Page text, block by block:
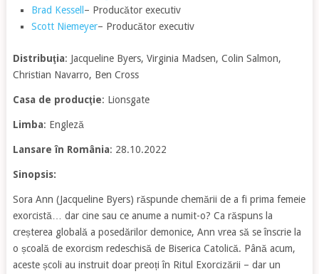
Brad Kessell – Producător executiv
Scott Niemeyer– Producător executiv
Distribuţia: Jacqueline Byers, Virginia Madsen, Colin Salmon,
Christian Navarro, Ben Cross
Casa de producţie: Lionsgate
Limba: Engleză
Lansare în România: 28.10.2022
Sinopsis:
Sora Ann (Jacqueline Byers) răspunde chemării de a fi prima femeie
exorcistă… dar cine sau ce anume a numit-o? Ca răspuns la
creșterea globală a posedărilor demonice, Ann vrea să se înscrie la
o școală de exorcism redeschisă de Biserica Catolică. Până acum,
aceste școli au instruit doar preoți în Ritul Exorcizării – dar un